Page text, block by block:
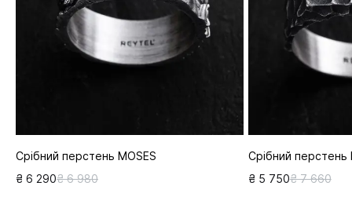
Срібний перстень MOSES
₴ 6 290₴ 6 980
Срібний перстень
₴ 5 750₴ 7 660